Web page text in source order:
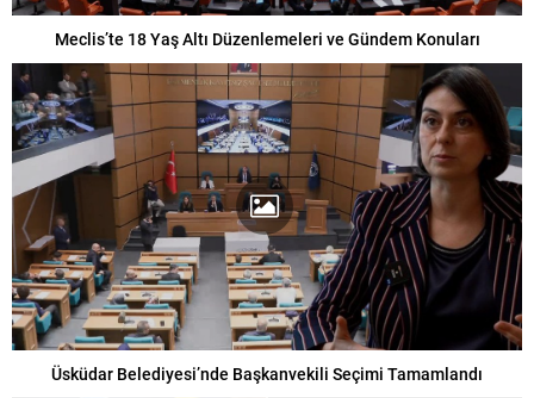
Meclis’te 18 Yaş Altı Düzenlemeleri ve Gündem Konuları
Üsküdar Belediyesi’nde Başkanvekili Seçimi Tamamlandı